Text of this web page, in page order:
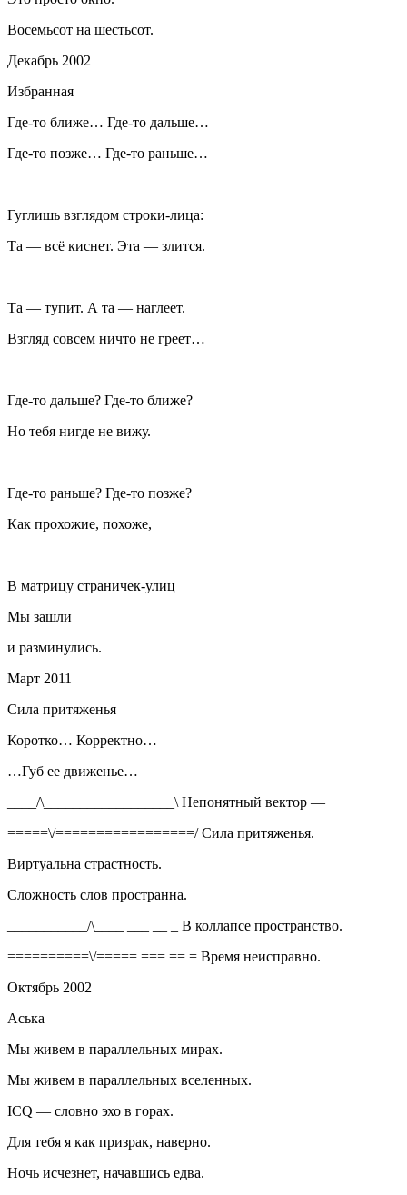
Восемьсот на шестьсот.
Декабрь 2002
Избранная
Где-то ближе… Где-то дальше…
Где-то позже… Где-то раньше…
Гуглишь взглядом строки-лица:
Та — всё киснет. Эта — злится.
Та — тупит. А та — наглеет.
Взгляд совсем ничто не греет…
Где-то дальше? Где-то ближе?
Но тебя нигде не вижу.
Где-то раньше? Где-то позже?
Как прохожие, похоже,
В матрицу страничек-улиц
Мы зашли
и разминулись.
Март 2011
Сила притяженья
Коротко… Корректно…
…Губ ее движенье…
____/\__________________\ Непонятный вектор —
=====\/=================/ Сила притяженья.
Виртуальна страстность.
Сложность слов пространна.
___________/\____ ___ __ _ В коллапсе пространство.
==========\/===== === == = Время неисправно.
Октябрь 2002
Аська
Мы живем в параллельных мирах.
Мы живем в параллельных вселенных.
ICQ — словно эхо в горах.
Для тебя я как призрак, наверно.
Ночь исчезнет, начавшись едва.